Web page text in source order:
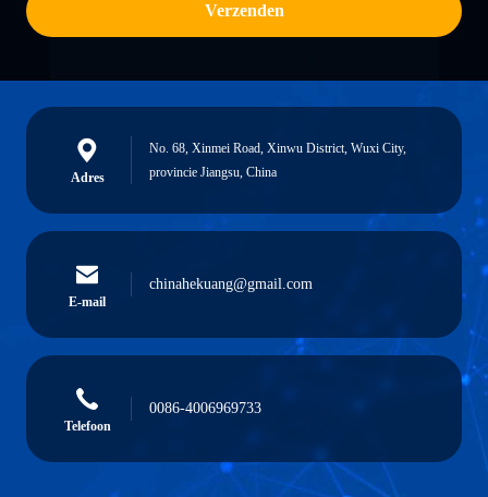
Verzenden
Adres
No. 68, Xinmei Road, Xinwu District, Wuxi City,
provincie Jiangsu, China
E-mail
chinahekuang@gmail.com
Telefoon
0086-4006969733